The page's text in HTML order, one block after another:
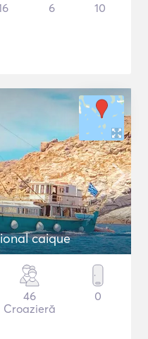
6 10
caique
46
Croazieră
0